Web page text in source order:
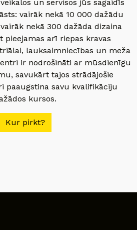
un servisos jūs sagaidīs
vairāk nekā 10 000 dažādu
nekā 300 dažāda dizaina
pieejamas arī riepas kravas
lauksaimniecības un meža
ir nodrošināti ar mūsdienīgu
savukārt tajos strādājošie
paaugstina savu kvalifikāciju
kursos.
Kur pirkt?